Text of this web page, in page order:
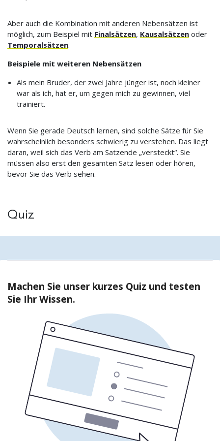
Aber auch die Kombination mit anderen Nebensätzen ist
möglich, zum Beispiel mit Finalsätzen, Kausalsätzen oder
Temporalsätzen.
Beispiele mit weiteren Nebensätzen
Als mein Bruder, der zwei Jahre jünger ist, noch kleiner
war als ich, hat er, um gegen mich zu gewinnen, viel
trainiert.
Wenn Sie gerade Deutsch lernen, sind solche Sätze für Sie
wahrscheinlich besonders schwierig zu verstehen. Das liegt
daran, weil sich das Verb am Satzende „versteckt“. Sie
müssen also erst den gesamten Satz lesen oder hören,
bevor Sie das Verb sehen.
Quiz